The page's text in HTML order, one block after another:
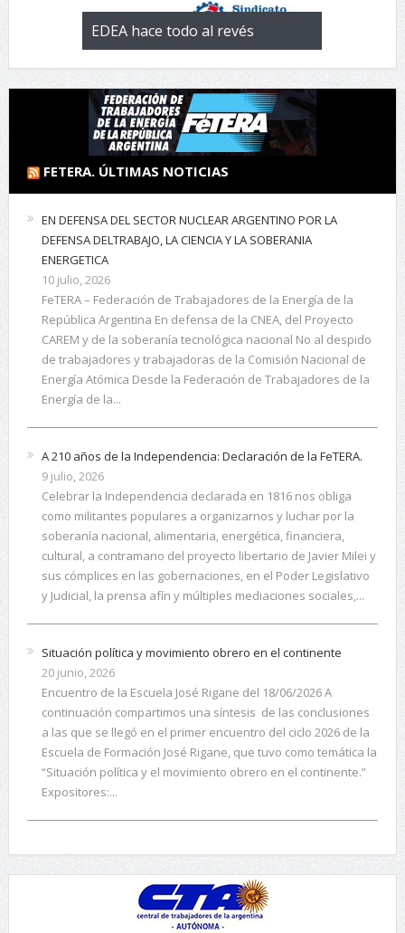
la
EDEA hace todo al revés
FETERA. ÚLTIMAS NOTICIAS
EN DEFENSA DEL SECTOR NUCLEAR ARGENTINO POR LA
DEFENSA DELTRABAJO, LA CIENCIA Y LA SOBERANIA
ENERGETICA
10 julio, 2026
FeTERA – Federación de Trabajadores de la Energía de la
República Argentina En defensa de la CNEA, del Proyecto
CAREM y de la soberanía tecnológica nacional No al despido
de trabajadores y trabajadoras de la Comisión Nacional de
Energía Atómica Desde la Federación de Trabajadores de la
Energía de la...
A 210 años de la Independencia: Declaración de la FeTERA.
9 julio, 2026
Celebrar la Independencia declarada en 1816 nos obliga
como militantes populares a organizarnos y luchar por la
soberanía nacional, alimentaria, energética, financiera,
cultural, a contramano del proyecto libertario de Javier Milei y
sus cómplices en las gobernaciones, en el Poder Legislativo
y Judicial, la prensa afín y múltiples mediaciones sociales,...
Situación política y movimiento obrero en el continente
20 junio, 2026
Encuentro de la Escuela José Rigane del 18/06/2026 A
continuación compartimos una síntesis de las conclusiones
a las que se llegó en el primer encuentro del ciclo 2026 de la
Escuela de Formación José Rigane, que tuvo como temática la
“Situación política y el movimiento obrero en el continente.”
Expositores:...